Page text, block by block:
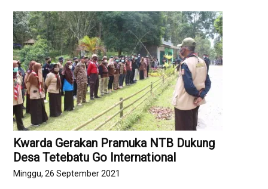
Kwarda Gerakan Pramuka NTB Dukung
Desa Tetebatu Go International
Minggu, 26 September 2021